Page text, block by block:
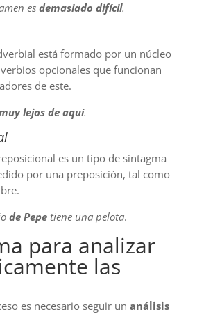
esdemasiado difícil.
está formado por un núcleo
opcionales que funcionan
de este.
lejos de aquí.
es un tipo de sintagma
por una preposición, tal como
de Pepetiene una pelota.
para analizar
las
es necesario seguir un análisis